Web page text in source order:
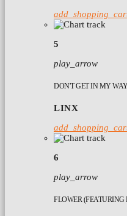
5
play_arrow
DON'T GET IN MY
LINX
6
play_arrow
FLOWER